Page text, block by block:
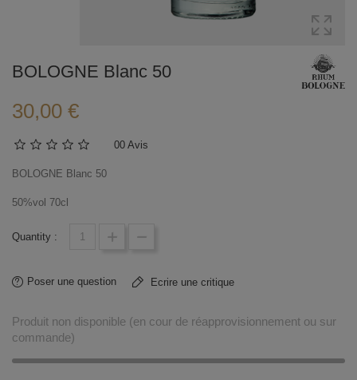
BOLOGNE Blanc 50
30,00 €
00 Avis
BOLOGNE Blanc 50
50%vol 70cl
Quantity :
Poser une question Ecrire une critique
Produit non disponible (en cour de réapprovisionnement ou sur
commande)